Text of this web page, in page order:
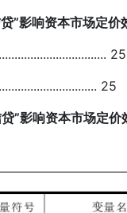
”影响资本市场定
25
25
”影响资本市场定